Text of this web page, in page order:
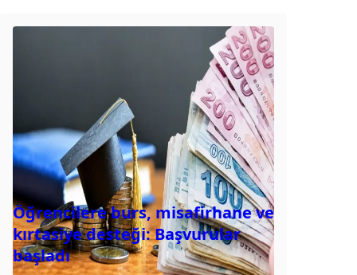
Öğrencilere burs, misafirhane ve
kırtasiye desteği: Başvurular
başladı